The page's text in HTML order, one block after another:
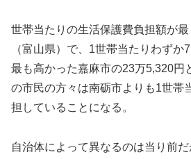
世帯当たりの生活保護費負担額が
（富山県）で、1世帯当たりわずか
最も高かった嘉麻市の23万5,320円
の市民の方々は南砺市よりも1世帯
担していることになる。
自治体によって異なるのは当り前だ